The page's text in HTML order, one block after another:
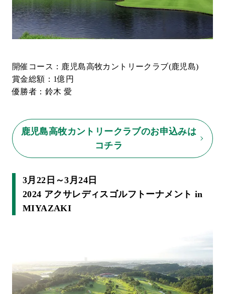
開催コース：鹿児島高牧カントリークラブ(鹿児島)
賞金総額：1億円
優勝者：鈴木 愛
鹿児島高牧カントリークラブのお申込みは
コチラ
3月22日～3月24日
2024 アクサレディスゴルフトーナメント in
MIYAZAKI